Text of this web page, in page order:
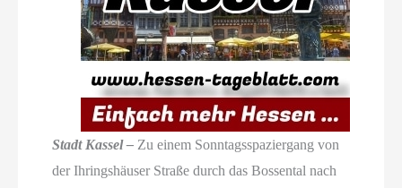
Stadt Kassel – Zu einem Sonntagsspaziergang von
der Ihringshäuser Straße durch das Bossental nach